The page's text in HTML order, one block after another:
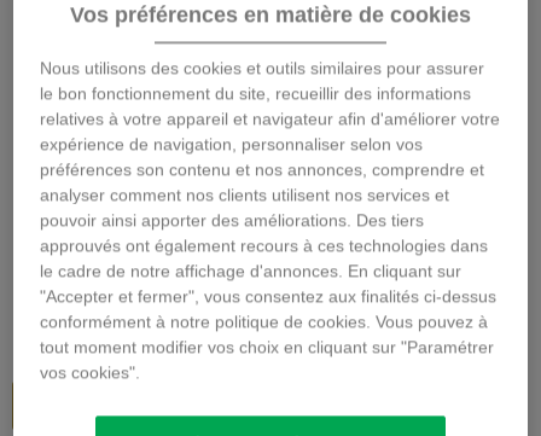
Vergrößern
BLUMENSTRAUSS AUS R
OTEN ROSEN
Beschreibung
61,00 €inkl. MwSt.
Vos préférences en matière de cookies
Nous utilisons des cookies et outils similaires pour assurer
le bon fonctionnement du site, recueillir des informations
relatives à votre appareil et navigateur afin d'améliorer votre
expérience de navigation, personnaliser selon vos
préférences son contenu et nos annonces, comprendre et
analyser comment nos clients utilisent nos services et
pouvoir ainsi apporter des améliorations. Des tiers
approuvés ont également recours à ces technologies dans
le cadre de notre affichage d'annonces. En cliquant sur
"Accepter et fermer", vous consentez aux finalités ci-dessus
conformément à notre politique de cookies. Vous pouvez à
tout moment modifier vos choix en cliquant sur "Paramétrer
vos cookies".